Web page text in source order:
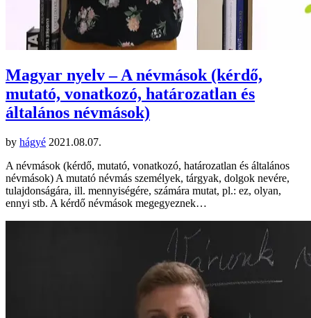
Magyar nyelv – A névmások (kérdő,
mutató, vonatkozó, határozatlan és
általános névmások)
by hágyé 2021.08.07.
A névmások (kérdő, mutató, vonatkozó, határozatlan és általános
névmások) A mutató névmás személyek, tárgyak, dolgok nevére,
tulajdonságára, ill. mennyiségére, számára mutat, pl.: ez, olyan,
ennyi stb. A kérdő névmások megegyeznek…